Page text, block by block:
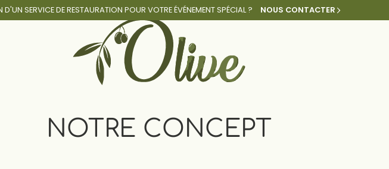
D'UN SERVICE DE RESTAURATION POURVOTRE ÉVÉNEMENT SPÉCIAL ? NOUS CONTACTER
NOTRE CONCEPT